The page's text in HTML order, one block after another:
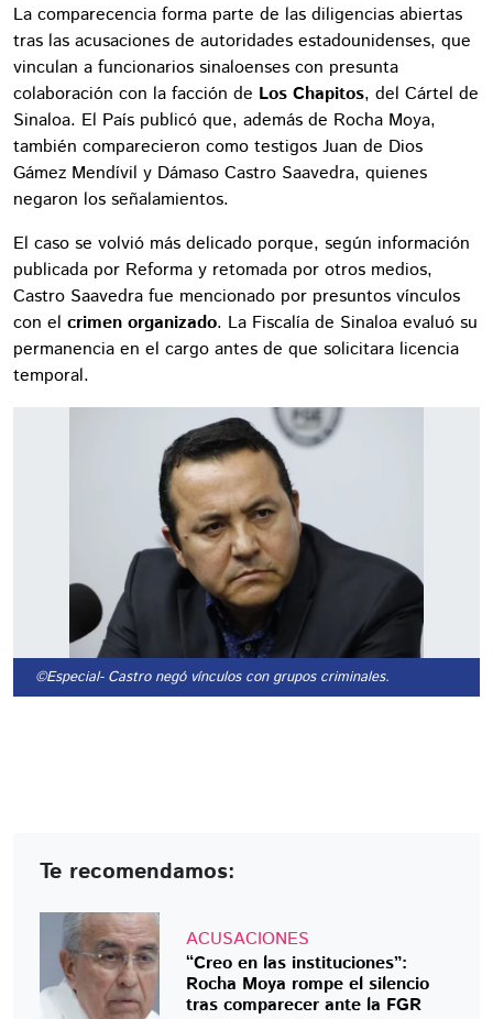
La comparecencia forma parte de las diligencias abiertas
tras las acusaciones de autoridades estadounidenses, que
vinculan a funcionarios sinaloenses con presunta
colaboración con la facción de Los Chapitos, del Cártel de
Sinaloa. El País publicó que, además de Rocha Moya,
también comparecieron como testigos Juan de Dios
Gámez Mendívil y Dámaso Castro Saavedra, quienes
negaron los señalamientos.
El caso se volvió más delicado porque, según información
publicada por Reforma y retomada por otros medios,
Castro Saavedra fue mencionado por presuntos vínculos
con el crimen organizado. La Fiscalía de Sinaloa evaluó su
permanencia en el cargo antes de que solicitara licencia
temporal.
©Especial- Castro negó vínculos con grupos criminales.
Te recomendamos:
ACUSACIONES
“Creo en las instituciones”:
Rocha Moya rompe el silencio
tras comparecer ante la FGR